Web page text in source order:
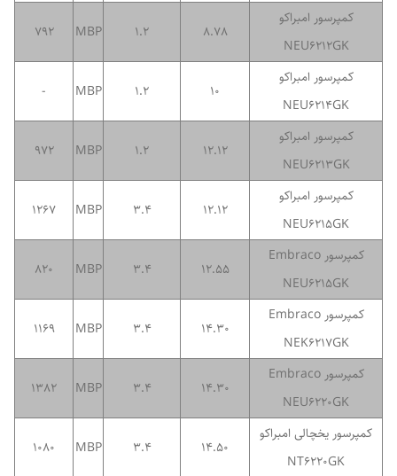
کمپرسور امبراکو
NEU6212GK
8.78
1.2
MBP
792
کمپرسور امبراکو
NEU6214GK
10
1.2
MBP
-
کمپرسور امبراکو
NEU6213GK
12.12
1.2
MBP
972
کمپرسور امبراکو
NEU6215GK
12.12
3.4
MBP
1267
کمپرسور Embraco
NEU6215GK
12.55
3.4
MBP
820
کمپرسور Embraco
NEK6217GK
14.30
3.4
MBP
1169
کمپرسور Embraco
NEU6220GK
14.30
3.4
MBP
1382
کمپرسور یخچالی امبراکو
NT6220GK
14.50
3.4
MBP
1080